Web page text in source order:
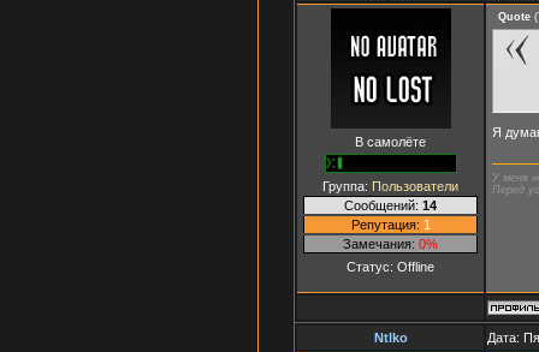
В самолёте
Группа: Пользователи
Сообщений: 14
Репутация: 1
Замечания: 0%
Статус: Offline
Quote (
Я
У меня
Перед
Ntlko Дата: